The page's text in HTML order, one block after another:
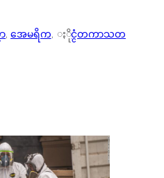
, အေမရိက, ႏိုင္ငံတကာသတ